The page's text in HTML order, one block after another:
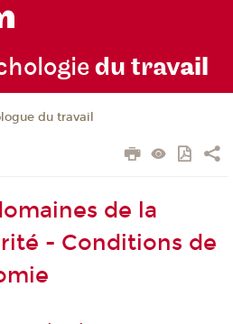
du travail
du travail
de la
- Conditions de